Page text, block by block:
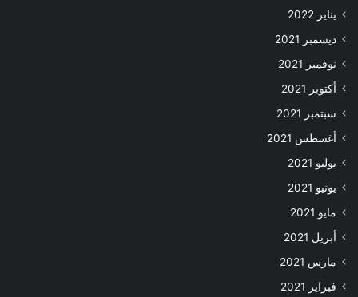
يناير 2022
ديسمبر 2021
نوفمبر 2021
أكتوبر 2021
سبتمبر 2021
أغسطس 2021
يوليو 2021
يونيو 2021
مايو 2021
أبريل 2021
مارس 2021
فبراير 2021